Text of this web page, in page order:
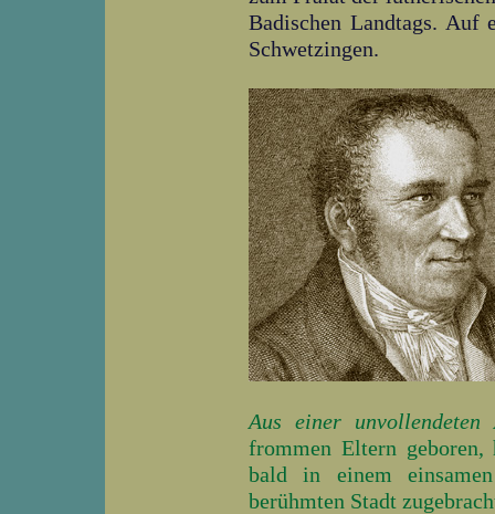
Badischen Landtags. Auf
Schwetzingen.
Aus einer unvollendeten
frommen Eltern
bald in einem
berühmten Stadt